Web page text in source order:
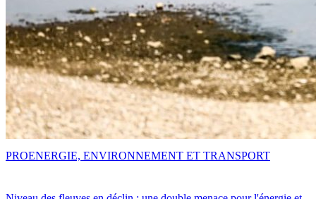
PROENERGIE, ENVIRONNEMENT ET TRANSPORT